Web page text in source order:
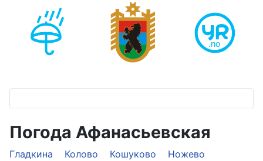
Погода Афанасьевская
Гладкина Колово Кошуково
Ножево